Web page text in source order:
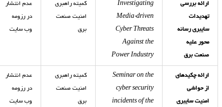
ارائه بررسی
تهدیدات
سایبری رسانه‏
محور علیه
صنعت برق
Investigating
Media-driven
Cyber Threats
Against the
Power Industry
کمیته راهبری
امنیت صنعت
برق
عدم انتشار
در رزومه
وب سایت
ارائه چکیده‏ای
از حواشی
امنیت سایبری
Seminar on the
cyber security
incidents of the
کمیته راهبری
امنیت صنعت
برق
عدم انتشار
در رزومه
وب سایت